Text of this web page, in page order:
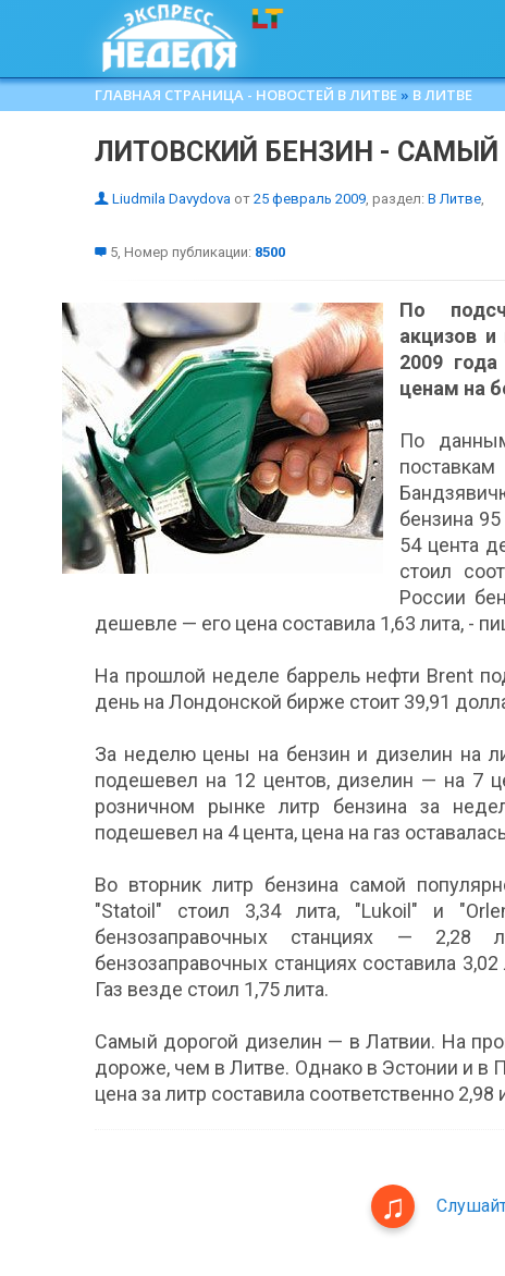
ГЛАВНАЯ СТРАНИЦА - НОВОСТЕЙ В ЛИТВЕ » В ЛИТВЕ
ЛИТОВСКИЙ БЕНЗИН - САМЫЙ
Liudmila Davydova от 25 февраль 2009, раздел: В Литве,
5, Номер публикации: 8500
По
акцизов
2009
ценам на
По
бензина
54 цента
стоил
России
дешевле — его цена составила 1,63 лита, -
На прошлой неделе баррель нефти Brent
день на Лондонской бирже стоит 39,91
За неделю цены на бензин и дизелин на
подешевел на 12 центов, дизелин — на 7
розничном рынке литр бензина за
подешевел на 4 цента, цена на газ
Во вторник литр бензина самой
"Statoil" стоил 3,34 лита, "Lukoil" и
бензозаправочных станциях — 2,28
бензозаправочных станциях составила
Газ везде стоил 1,75 лита.
Самый дорогой дизелин — в Латвии. На
дороже, чем в Литве. Однако в Эстонии и
цена за литр составила соответственно